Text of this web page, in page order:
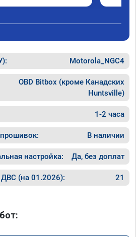
далее Даниил за 30
не появилась,
ошибке
через 20км.
всего
в
за 60,
он
По
Motorola_NGC4
OBD Bitbox (кроме Канадских
Huntsville)
1-2 часа
В наличии
настройка: Да, без доплат
(на 01.2026): 21